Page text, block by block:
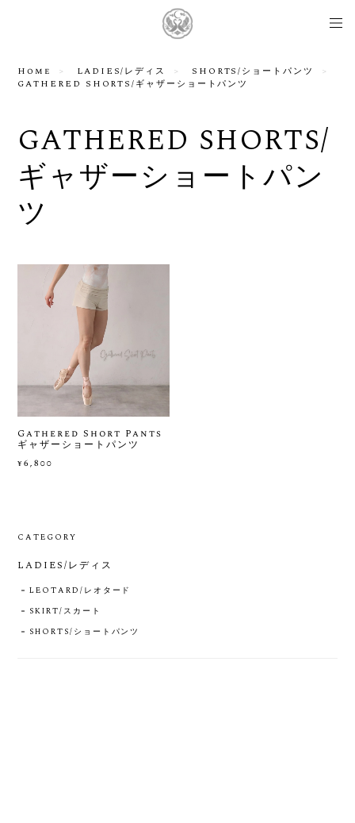
Home LADIES/レディス
SHORTS/ショートパンツ
GATHERED SHORTS/ギャザーショートパンツ
GATHERED SHORTS/
ギャザーショートパン
ツ
Gathered Short Pants
ギャザーショートパンツ
¥6,800
CATEGORY
LADIES/レディス
LEOTARD/レオタード
SKIRT/スカート
SHORTS/ショートパンツ